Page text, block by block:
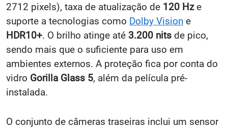
2712 pixels), taxa de atualização de 120 Hze
suporte a tecnologias como Dolby Vision e
HDR10+. O brilho atinge até 3.200 nits de pico,
sendo mais que o suficiente para uso em
ambientes externos. A proteção fica por conta do
vidro Gorilla Glass 5, além da película pré-
instalada.
O conjunto de câmeras traseiras inclui um sensor